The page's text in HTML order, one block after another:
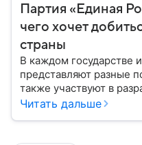
Партия «Единая
чего хочет
страны
В каждом государстве
представляют разные
также участвуют в
помогают управлять
Читать дальше